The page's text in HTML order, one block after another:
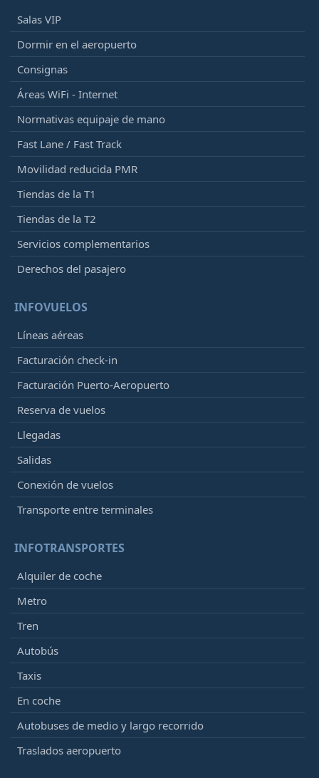
Salas VIP
Dormir en el aeropuerto
Consignas
Áreas WiFi - Internet
Normativas equipaje de mano
Fast Lane / Fast Track
Movilidad reducida PMR
Tiendas de la T1
Tiendas de la T2
Servicios complementarios
Derechos del pasajero
INFOVUELOS
Líneas aéreas
Facturación check-in
Facturación Puerto-Aeropuerto
Reserva de vuelos
Llegadas
Salidas
Conexión de vuelos
Transporte entre terminales
INFOTRANSPORTES
Alquiler de coche
Metro
Tren
Autobús
Taxis
En coche
Autobuses de medio y largo recorrido
Traslados aeropuerto